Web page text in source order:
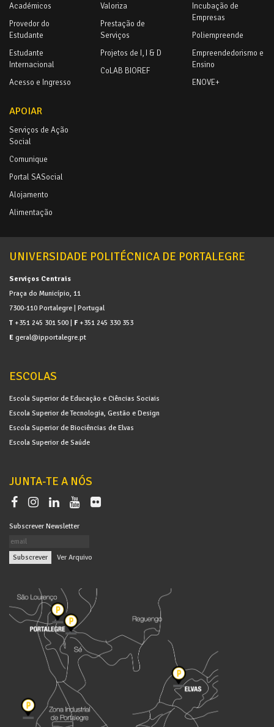
Académicos
Provedor do
Estudante
Estudante
Internacional
Acesso e Ingresso
Valoriza
Prestação de
Serviços
Projetos de I, I & D
CoLAB BIOREF
Incubação de
Empresas
Poliempreende
Empreendedorismo e
Ensino
ENOVE+
APOIAR
Serviços de Ação
Social
Comunique
Portal SASocial
Alojamento
Alimentação
UNIVERSIDADE POLITÉCNICA DE PORTALEGRE
Serviços Centrais
Praça do Município, 11
7300-110 Portalegre | Portugal
T +351 245 301 500 | F +351 245 330 353
E geral@ipportalegre.pt
ESCOLAS
Escola Superior de Educação e Ciências Sociais
Escola Superior de Tecnologia, Gestão e Design
Escola Superior de Biociências de Elvas
Escola Superior de Saúde
JUNTA-TE A NÓS
Subscrever Newsletter
Ver Arquivo